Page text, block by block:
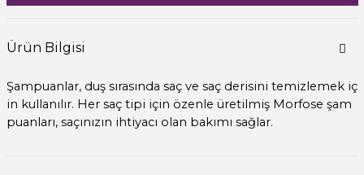
Ürün Bilgisi
Şampuanlar, duş sırasında saç ve saç derisini temizlemek iç
in kullanılır. Her saç tipi için özenle üretilmiş Morfose şam
puanları, saçınızın ihtiyacı olan bakımı sağlar.